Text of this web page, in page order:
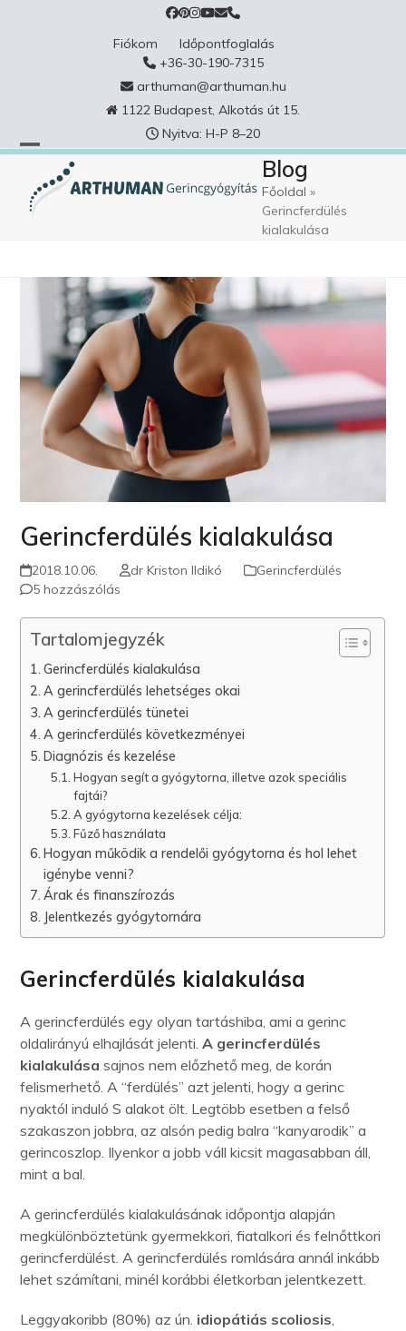
Fiókom
Időpontfoglalás
+36-30-190-7315
arthuman@arthuman.hu
1122 Budapest, Alkotás út 15.
Nyitva: H-P 8–20
Blog
Főoldal »
Gerincferdülés
kialakulása
Gerincferdülés kialakulása
2018.10.06. dr Kriston Ildikó
Gerincferdülés
5 hozzászólás
Tartalomjegyzék
Gerincferdülés kialakulása
A gerincferdülés lehetséges okai
A gerincferdülés tünetei
A gerincferdülés következményei
Diagnózis és kezelése
Hogyan segít a gyógytorna, illetve azok speciális
fajtái?
A gyógytorna kezelések célja:
Fűző használata
Hogyan működik a rendelői gyógytorna és hol lehet
igénybe venni?
Árak és finanszírozás
Jelentkezés gyógytornára
Gerincferdülés kialakulása
A gerincferdülés egy olyan tartáshiba, ami a gerinc
oldalirányú elhajlását jelenti. A gerincferdülés
kialakulásasajnos nem előzhető meg, de korán
felismerhető.A “ferdülés” azt jelenti, hogy a gerinc
nyaktól induló S alakot ölt. Legtöbb esetben a felső
szakaszon jobbra, az alsón pedig balra “kanyarodik” a
gerincoszlop. Ilyenkor a jobb váll kicsit magasabban áll,
mint a bal.
A gerincferdülés kialakulásának időpontja alapján
megkülönböztetünk gyermekkori, fiatalkori és felnőttkori
gerincferdülést. A gerincferdülés romlására annál inkább
lehet számítani, minél korábbi életkorban jelentkezett.
Leggyakoribb (80%) az ún. idiopátiás scoliosis,